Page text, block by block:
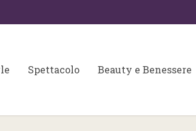
Spettacolo Beauty e Benessere